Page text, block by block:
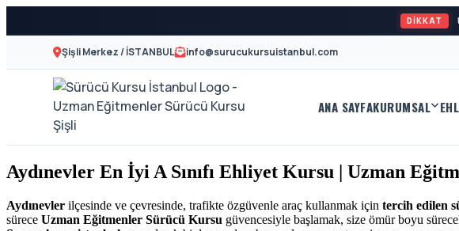
DİKKAT
Şişli Merkez / İSTANBUL info@surucukursuistanbul.com
Sürücü
Kursu
İstanbul
A2
Motor
Ehliyeti
ve
ANA SAYFAKURUMSAL
Aydınevler En İyi A Sınıfı Ehliyet Kursu | Uzman
Aydınevler ilçesinde ve çevresinde, trafikte özgüvenle araç kullanmak için tercih edilen
sürece Uzman Eğitmenler Sürücü Kursu güvencesiyle başlamak, size ömür boyu